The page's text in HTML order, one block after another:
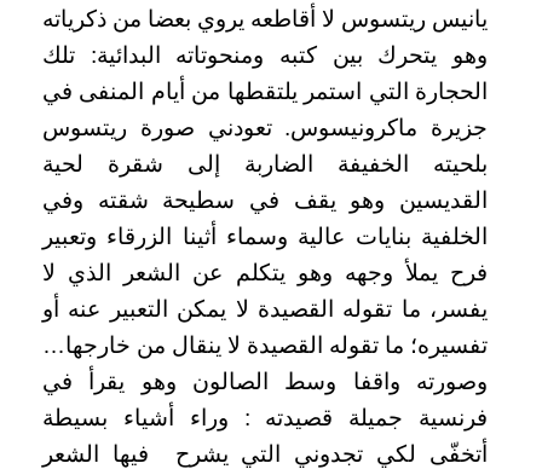
يانيس ريتسوس لا أقاطعه يروي بعضا من ذكرياته
وهو يتحرك بين كتبه ومنحوتاته البدائية: تلك
الحجارة التي استمر يلتقطها من أيام المنفى في
جزيرة ماكرونيسوس. تعودني صورة ريتسوس
بلحيته الخفيفة الضاربة إلى شقرة لحية
القديسين وهو يقف في سطيحة شقته وفي
الخلفية بنايات عالية وسماء أثينا الزرقاء وتعبير
فرح يملأ وجهه وهو يتكلم عن الشعر الذي لا
يفسر، ما تقوله القصيدة لا يمكن التعبير عنه أو
تفسيره؛ ما تقوله القصيدة لا ينقال من خارجها…
وصورته واقفا وسط الصالون وهو يقرأ في
فرنسية جميلة قصيدته : وراء أشياء بسيطة
أتخفّى لكي تجدوني التي يشرح فيها الشعر